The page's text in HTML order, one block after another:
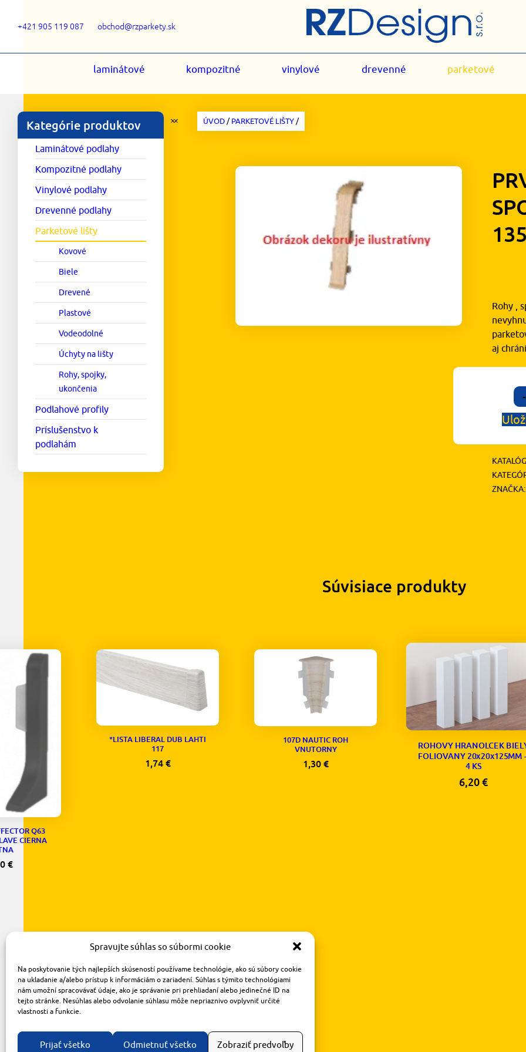
Spravujte súhlas so súbormi cookie
Na poskytovanie tých najlepších skúseností používame technológie, ako sú súbory cookie
na ukladanie a/alebo prístup k informáciám o zariadení. Súhlas s týmito technológiami
nám umožní spracovávať údaje, ako je správanie pri prehliadaní alebo jedinečné ID na
tejto stránke. Nesúhlas alebo odvolanie súhlasu môže nepriaznivo ovplyvniť určité
vlastnosti a funkcie.
Prijať všetko Odmietnuť všetko Zobraziť predvoľby
+421 905 119 087 obchod@rzparkety.sk
laminátové kompozitné vinylové drevenné parketové
Kategórie produktov
Laminátové podlahy
Kompozitné podlahy
Vinylové podlahy
Drevenné podlahy
Parketové lišty
Kovové
Biele
Drevené
Plastové
Vodeodolné
Úchyty na lišty
Rohy, spojky,
ukončenia
Podlahové profily
Príslušenstvo k
podlahám
ÚVOD/PARKETOVÉ LIŠTY/
135
Rohy ,
aj
-
Súvisiace produkty
Q63
CIERNA
€
*LISTA LIBERAL DUB LAHTI
117
1,74 €
107D NAUTIC ROH
VNUTORNY
1,30 €
ROHOVY HRANOLCEK
FOLIOVANY 20x20x125MM
4 KS
6,20€